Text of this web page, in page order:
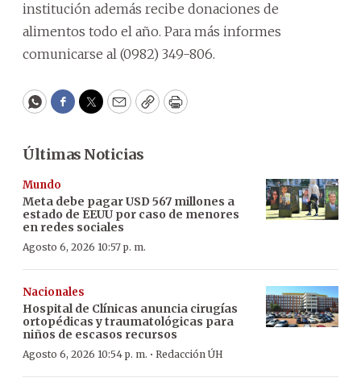
institución además recibe donaciones de
alimentos todo el año. Para más informes
comunicarse al (0982) 349-806.
WhatsApp
Facebook
Twitter
EmailCopyPrint
Últimas Noticias
Mundo
Meta debe pagar USD 567 millones a
estado de EEUU por caso de menores
en redes sociales
Agosto 6, 2026 10:57 p. m.
Nacionales
Hospital de Clínicas anuncia cirugías
ortopédicas y traumatológicas para
niños de escasos recursos
Agosto 6, 2026 10:54 p. m. · Redacción ÚH